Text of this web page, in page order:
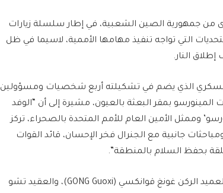
من جمهورية الصين الشعبية، في إطار سلسلة زيارات
التي تواجه تنفيذ مهامها الأممية، لاسيما في ظل
إطلاق النار.
الذي يضم في تشكيلته أربع شخصيات ومسؤولين
بمقر البعثة بالعيون، مشيرة إلى أن “الوفد
وممثل الأمين العام للأمم المتحدة بالصحراء، تركز
جانبية مع الجنرال فخر الإحسان، قائد القوات
بحفظ السلام بالمنطقة”.
وكشفت المصادر ذاتها أن الوفد الصيني المكون من العميد الركن غونغ قوانكسي (GONG Guoxi)، والعقيد تشو